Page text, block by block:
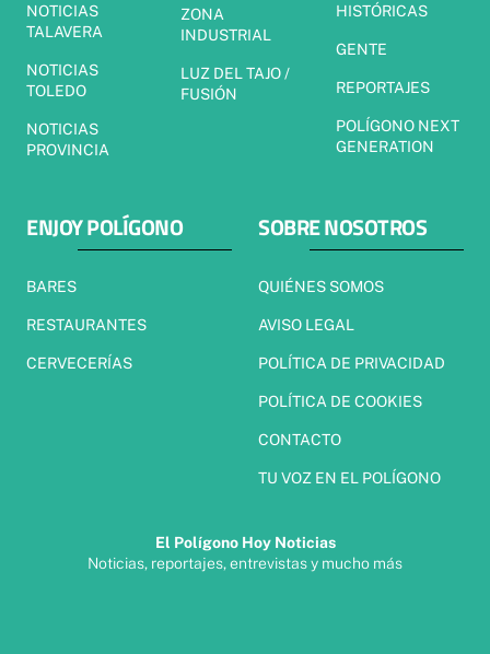
NOTICIAS
TALAVERA
NOTICIAS
TOLEDO
NOTICIAS
PROVINCIA
ZONA
INDUSTRIAL
LUZ DEL TAJO /
FUSIÓN
HISTÓRICAS
GENTE
REPORTAJES
POLÍGONO NEXT
GENERATION
ENJOY POLÍGONO
BARES
RESTAURANTES
CERVECERÍAS
SOBRE NOSOTROS
QUIÉNES SOMOS
AVISO LEGAL
POLÍTICA DE PRIVACIDAD
POLÍTICA DE COOKIES
CONTACTO
TU VOZ EN EL POLÍGONO
El Polígono Hoy Noticias
Noticias, reportajes, entrevistas y mucho más